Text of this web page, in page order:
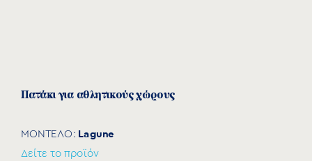
Πατάκι για αθλητικούς χώρους
ΜΟΝΤΕΛΟ: Lagune
Δείτε το προϊόν